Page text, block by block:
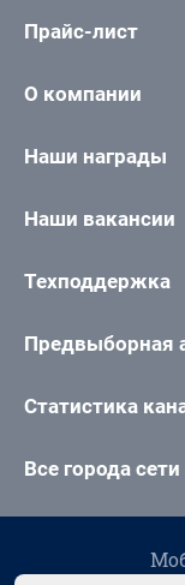
Прайс-лист
О компании
Наши награды
Наши вакансии
Техподдержка
Предвыборная
Статистика
Все города сети